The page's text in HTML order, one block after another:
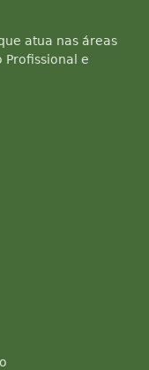
atua nas áreas
e